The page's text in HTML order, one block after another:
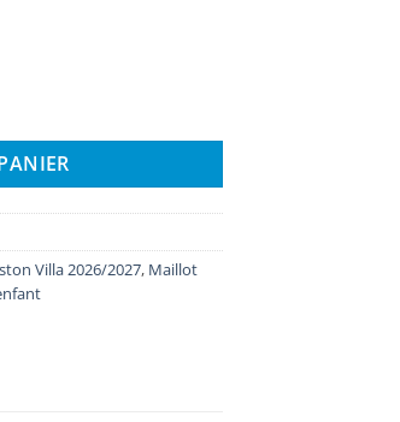
Domicile 2026/2027
Villa 2026/2027, Maillot